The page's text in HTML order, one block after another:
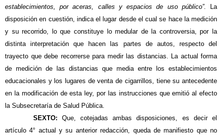
establecimientos, por aceras, calles y espacios de uso público”.
La
disposición en cuestión, indica el lugar desde el cual se hace la medición
y su recorrido, lo que constituye lo medular de la controversia, por la
distinta interpretación que hacen las partes de autos, respecto del
trayecto que debe recorrerse para medir las distancias.
La actual forma
de medición de las distancias que media entre los establecimientos
educacionales y los lugares de venta de cigarrillos, tiene su antecedente
en la modificación de esta ley, por las instrucciones que emitió al efecto
la Subsecretaría de Salud Pública.
SEXTO: Que, cotejadas ambas disposiciones, es decir el
artículo 4° actual y su anterior redacción, queda de manifiesto que no